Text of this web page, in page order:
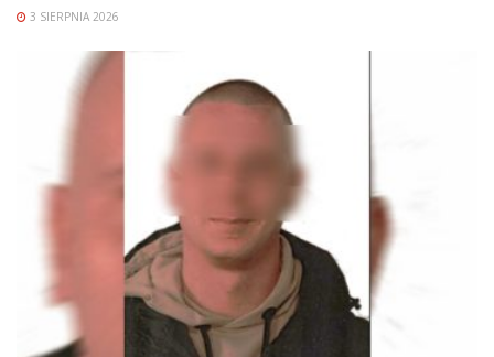
3 SIERPNIA 2026